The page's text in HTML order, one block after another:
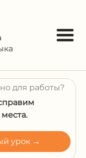
для работы?
урок →